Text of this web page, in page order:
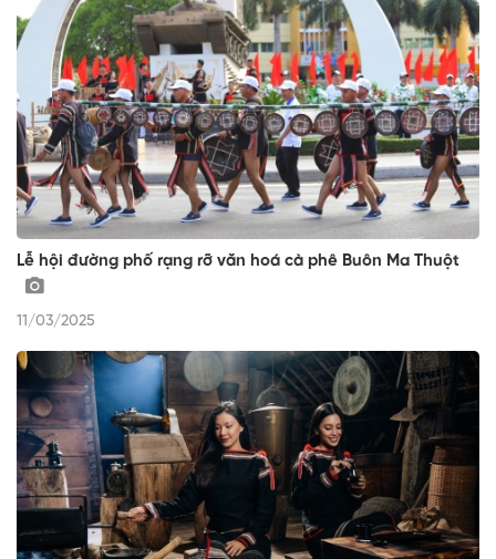
Lễ hội đường phố rạng rỡ văn hoá cà phê Buôn Ma Thuột
11/03/2025